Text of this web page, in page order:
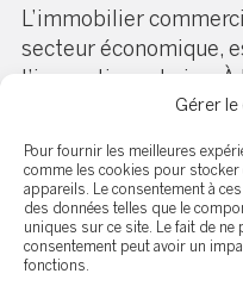
Gérer
Pour fournir les meilleures
comme les cookies pour
appareils. Le consentement à
des données telles que le
uniques sur ce site. Le fait de
consentement peut avoir un
fonctions.
L’immobilier
secteur économique,
l’innovation urbaine. À
avons exploré
façonnent non
mais aussi leur
technologique. Les
modernes vont au-
d’espaces de vente et